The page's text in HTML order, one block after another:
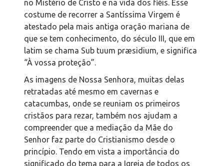
no Mistério de Cristo e na vida dos fiéis. Esse
costume de recorrer a Santíssima Virgem é
atestado pela mais antiga oração mariana de
que se tem conhecimento, do século III, que em
latim se chama Sub tuum præsidium, e significa
“À vossa proteção”.
As imagens de Nossa Senhora, muitas delas
retratadas até mesmo em cavernas e
catacumbas, onde se reuniam os primeiros
cristãos para rezar, também nos ajudam a
compreender que a mediação da Mãe do
Senhor faz parte do Cristianismo desde o
princípio. Tendo em vista a importância do
significado do tema para a Igreja de todos os